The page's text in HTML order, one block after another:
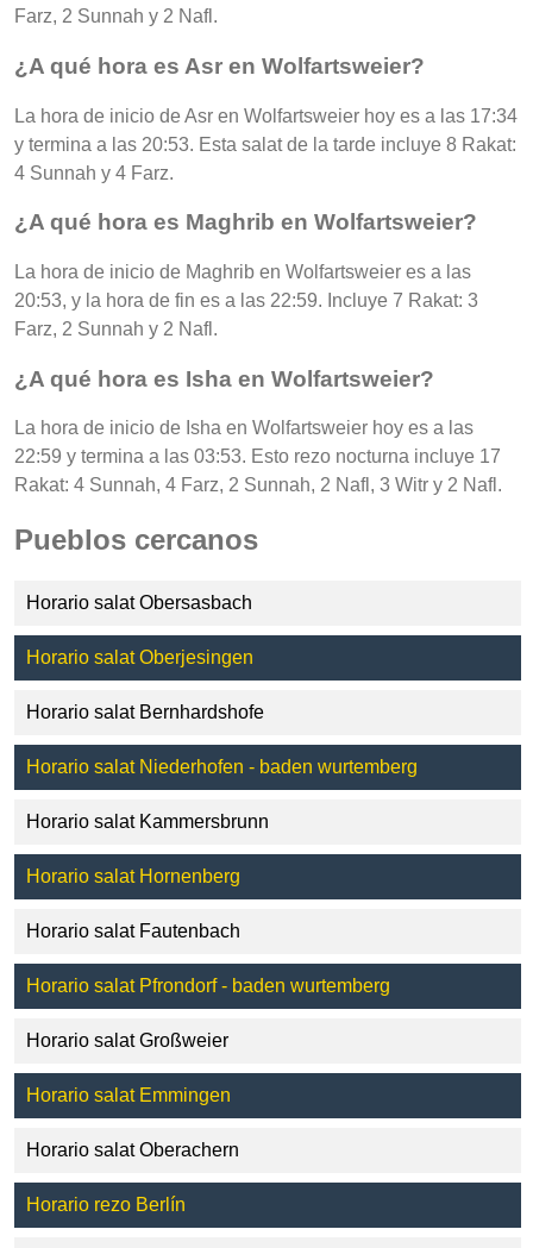
Farz, 2 Sunnah y 2 Nafl.
¿A qué hora es Asr en Wolfartsweier?
La hora de inicio de Asr en Wolfartsweier hoy es a las 17:34
y termina a las 20:53. Esta salat de la tarde incluye 8 Rakat:
4 Sunnah y 4 Farz.
¿A qué hora es Maghrib en Wolfartsweier?
La hora de inicio de Maghrib en Wolfartsweier es a las
20:53, y la hora de fin es a las 22:59. Incluye 7 Rakat: 3
Farz, 2 Sunnah y 2 Nafl.
¿A qué hora es Isha en Wolfartsweier?
La hora de inicio de Isha en Wolfartsweier hoy es a las
22:59 y termina a las 03:53. Esto rezo nocturna incluye 17
Rakat: 4 Sunnah, 4 Farz, 2 Sunnah, 2 Nafl, 3 Witr y 2 Nafl.
Pueblos cercanos
Horario salat Obersasbach
Horario salat Oberjesingen
Horario salat Bernhardshofe
Horario salat Niederhofen - baden wurtemberg
Horario salat Kammersbrunn
Horario salat Hornenberg
Horario salat Fautenbach
Horario salat Pfrondorf - baden wurtemberg
Horario salat Großweier
Horario salat Emmingen
Horario salat Oberachern
Horario rezo Berlín